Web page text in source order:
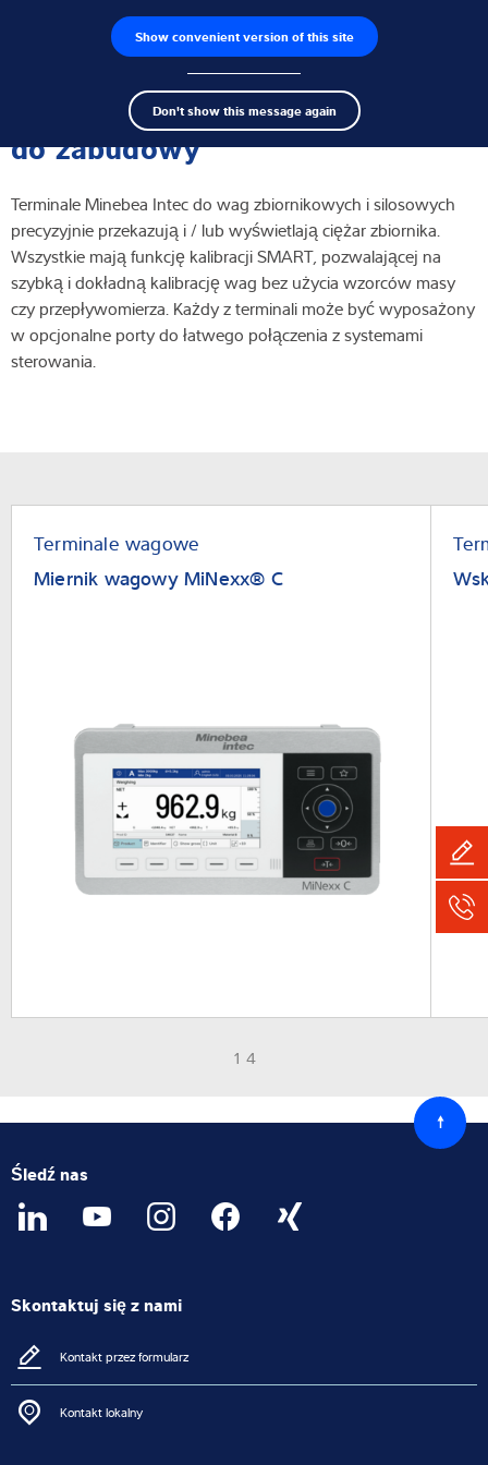
Show convenient version of this site
Don't show this message again
Wyszukiwarka produktów Praca
Search
term
Czujniki wagowe
Terminale wagowe
Wagi przemysłowe
Rozwiązania w zakresie inspekcji
Oprogramowanie
Rozwiązania indywidualne
O nas
Wyszukiwarka produktów
Terminale, wskaźniki wagowe
do zabudowy
Terminale Minebea Intec do wag zbiornikowych i silosowych
precyzyjnie przekazują i / lub wyświetlają ciężar zbiornika.
Wszystkie mają funkcję kalibracji SMART, pozwalającej na
szybką i dokładną kalibrację wag bez użycia wzorców masy
czy przepływomierza. Każdy z terminali może być wyposażony
w opcjonalne porty do łatwego połączenia z systemami
sterowania.
Terminale wagowe
Miernik wagowy MiNexx® C
1 4
Powrót
do
góry
Śledź nas
Skontaktuj się z nami
Kontakt przez formularz
Kontakt lokalny